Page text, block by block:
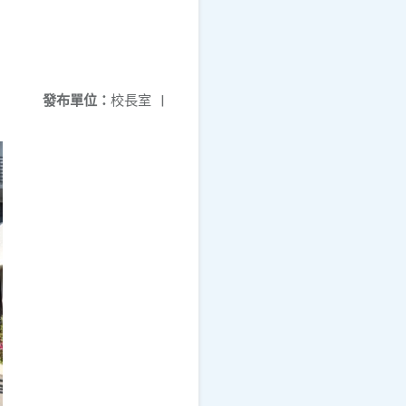
發布單位： 校長室 |